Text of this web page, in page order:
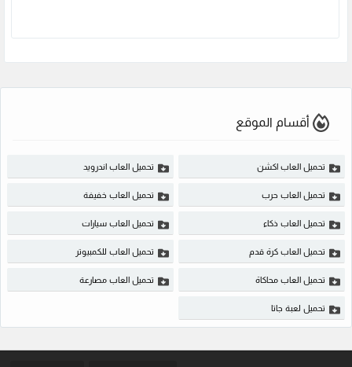
أقسام الموقع
تحميل العاب اكشن تحميل العاب اندرويد
تحميل العاب حرب تحميل العاب خفيفة
تحميل العاب ذكاء تحميل العاب سيارات
تحميل العاب كرة قدم تحميل العاب للكمبيوتر
تحميل العاب محاكاة تحميل العاب مصارعة
تحميل لعبة جاتا